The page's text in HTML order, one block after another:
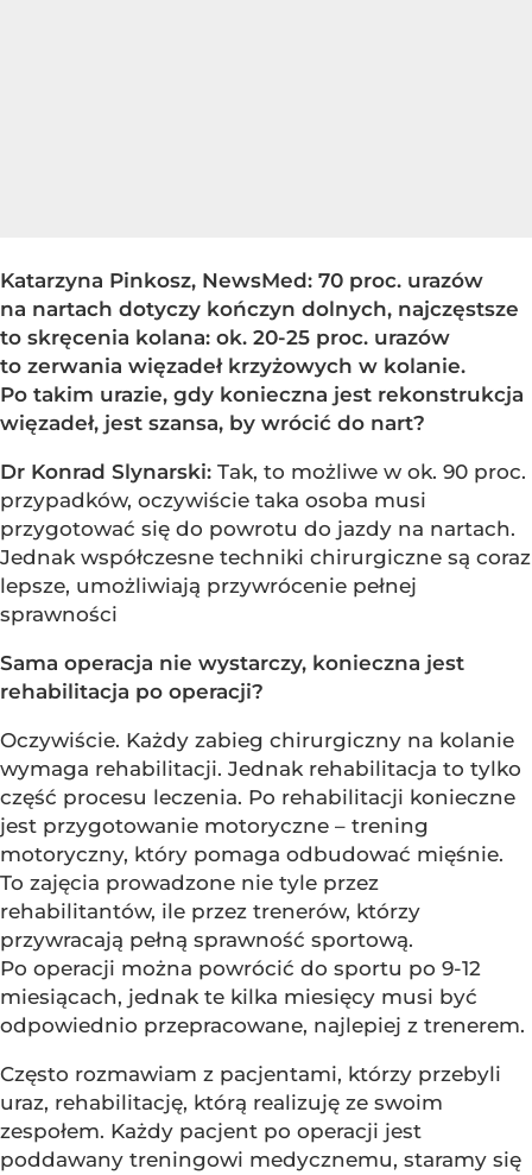
Katarzyna Pinkosz, NewsMed: 70 proc. urazów
na nartach dotyczy kończyn dolnych, najczęstsze
to skręcenia kolana: ok. 20-25 proc. urazów
to zerwania więzadeł krzyżowych w kolanie.
Po takim urazie, gdy konieczna jest rekonstrukcja
więzadeł, jest szansa, by wrócić do nart?
Dr Konrad Slynarski: Tak, to możliwe w ok. 90 proc.
przypadków, oczywiście taka osoba musi
przygotować się do powrotu do jazdy na nartach.
Jednak współczesne techniki chirurgiczne są coraz
lepsze, umożliwiają przywrócenie pełnej
sprawności
Sama operacja nie wystarczy, konieczna jest
rehabilitacja po operacji?
Oczywiście. Każdy zabieg chirurgiczny na kolanie
wymaga rehabilitacji. Jednak rehabilitacja to tylko
część procesu leczenia. Po rehabilitacji konieczne
jest przygotowanie motoryczne – trening
motoryczny, który pomaga odbudować mięśnie.
To zajęcia prowadzone nie tyle przez
rehabilitantów, ile przez trenerów, którzy
przywracają pełną sprawność sportową.
Po operacji można powrócić do sportu po 9-12
miesiącach, jednak te kilka miesięcy musi być
odpowiednio przepracowane, najlepiej z trenerem.
Często rozmawiam z pacjentami, którzy przebyli
uraz, rehabilitację, którą realizuję ze swoim
zespołem. Każdy pacjent po operacji jest
poddawany treningowi medycznemu, staramy się